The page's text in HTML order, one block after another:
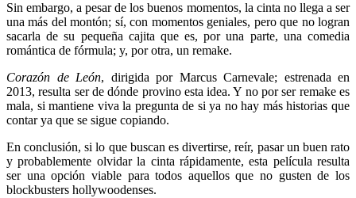
Sin embargo, a pesar de los buenos momentos, la cinta no llega a ser
una más del montón; sí, con momentos geniales, pero que no logran
sacarla de su pequeña cajita que es, por una parte, una comedia
romántica de fórmula; y, por otra, un remake.
Corazón de León, dirigida por Marcus Carnevale; estrenada en
2013, resulta ser de dónde provino esta idea. Y no por ser remake es
mala, si mantiene viva la pregunta de si ya no hay más historias que
contar ya que se sigue copiando.
En conclusión, si lo que buscan es divertirse, reír, pasar un buen rato
y probablemente olvidar la cinta rápidamente, esta película resulta
ser una opción viable para todos aquellos que no gusten de los
blockbusters hollywoodenses.